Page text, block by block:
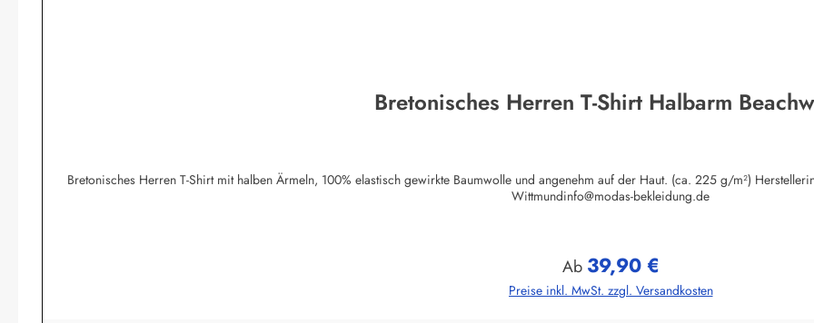
Bretonisches Herren T-Shirt Halbarm
Bretonisches Herren T-Shirt mit halben Ärmeln, 100% elastisch gewirkte Baumwolle und angenehm auf der Haut. (ca. 225 g/m²) Herstellerinformationen:AS Bekleidungswerk GmbHHeglitzer Str. 1226409
Wittmundinfo@modas-bekleidung.de
Regulärer Preis:
Ab 39,90 €
Preise inkl. MwSt. zzgl. Versandkosten